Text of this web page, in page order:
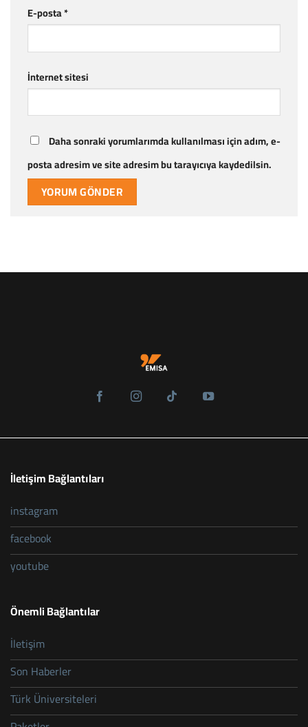
E-posta*
İnternet sitesi
Daha sonraki yorumlarımda kullanılması için adım, e-
posta adresim ve site adresim bu tarayıcıya kaydedilsin.
İletişim Bağlantıları
instagram
facebook
youtube
Önemli Bağlantılar
İletişim
Son Haberler
Türk Üniversiteleri